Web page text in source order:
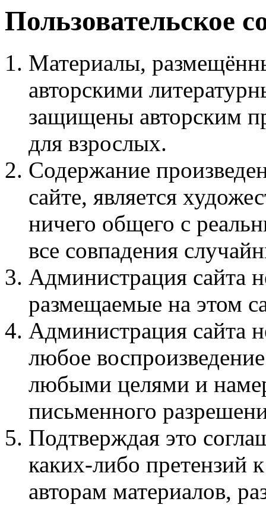
Пользовательское
Материалы,
авторскими
защищены авторским
для взрослых.
Содержание
сайте, является
ничего общего с
все совпадения
Администрация сайта
размещаемые на этом
Администрация сайта
любое
любыми целями и
письменного
Подтверждая это
каких-либо претензий
авторам материалов,